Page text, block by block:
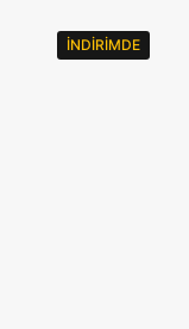
İNDIRIMDE